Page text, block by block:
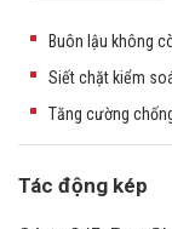
Buôn lậu không
Siết chặt kiểm
Tăng cường
Tác động kép